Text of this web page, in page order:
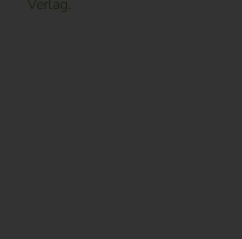
Verlag.